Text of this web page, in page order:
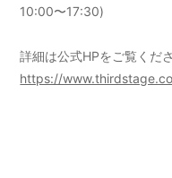
10:00〜17:30)
詳細は公式HPをご覧くださ
https://